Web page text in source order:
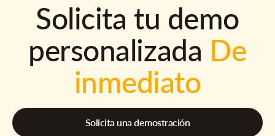
Solicita tu demo
personalizada De
inmediato
Solicita una demostración